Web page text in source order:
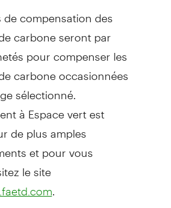
compensation des
carbone seront par
pour compenser les
carbone occasionnées
sélectionné.
à Espace vert est
de plus amples
et pour vous
le site